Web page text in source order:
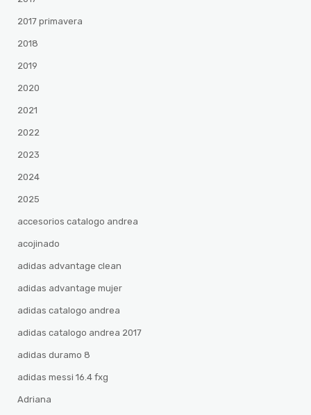
2017 primavera
2018
2019
2020
2021
2022
2023
2024
2025
accesorios catalogo andrea
acojinado
adidas advantage clean
adidas advantage mujer
adidas catalogo andrea
adidas catalogo andrea 2017
adidas duramo 8
adidas messi 16.4 fxg
Adriana